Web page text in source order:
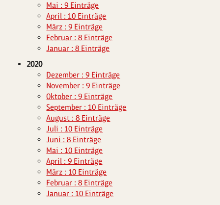
Mai : 9 Einträge
April : 10 Einträge
März : 9 Einträge
Februar : 8 Einträge
Januar : 8 Einträge
2020
Dezember : 9 Einträge
November : 9 Einträge
Oktober : 9 Einträge
September : 10 Einträge
August : 8 Einträge
Juli : 10 Einträge
Juni : 8 Einträge
Mai : 10 Einträge
April : 9 Einträge
März : 10 Einträge
Februar : 8 Einträge
Januar : 10 Einträge